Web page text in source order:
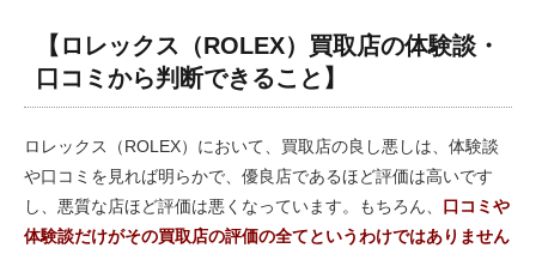
【ロレックス（ROLEX）買取店の体験談・
口コミから判断できること】
ロレックス（ROLEX）において、買取店の良し悪しは、体験談
や口コミを見れば明らかで、優良店であるほど評価は高いです
し、悪質な店ほど評価は悪くなっています。もちろん、 口コミや
体験談だけがその買取店の評価の全てというわけではありません